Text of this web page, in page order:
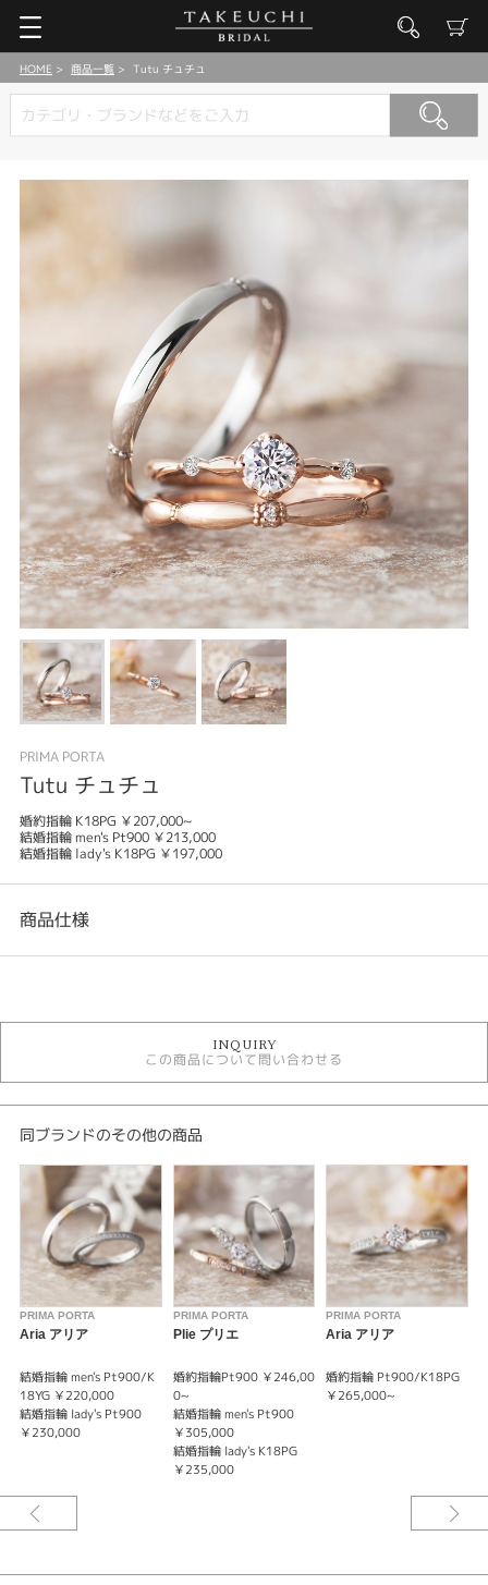
HOME 商品一覧 Tutu チュチュ
PRIMA PORTA
Tutu チュチュ
婚約指輪 K18PG ￥207,000~
結婚指輪 men's Pt900 ￥213,000
結婚指輪 lady's K18PG ￥197,000
商品仕様
セットリング
セットリング キュート
プリマポルタ
プリマポルタ ＞ セットリング
セットリング キュート
テイスト
セットリング キュート
性別
レディース
メンズ
紹介文
等間隔でセッティングされたダイヤモンドが特徴的なデザイン。婚約指輪
（エンゲージリング）のセンターダイヤモンドと、結婚指輪（マリッジリン
INQUIRY
この商品について問い合わせる
同ブランドのその他の商品
PRIMA PORTA
Aria アリア
結婚指輪 men's Pt900/K
18YG ￥220,000
結婚指輪 lady's Pt900
￥230,000
PRIMA PORTA
Plie プリエ
婚約指輪Pt900 ￥246,00
0~
結婚指輪 men's Pt900
￥305,000
結婚指輪 lady's K18PG
￥235,000
PRIMA PORTA
Aria アリア
婚約指輪 Pt900/K18PG
￥265,000~